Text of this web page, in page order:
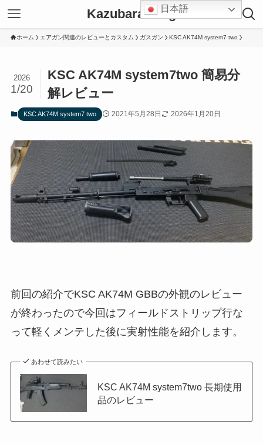
Kazubara Blog
ホーム エアガン関連のレビューとカスタム ガスガン KSC AK74M system7 two
KSC AK74M system7two 簡易分
解レビュー
2026
1/20
KSC AK74M system7 two 2021年5月28日 2026年1月20日
前回の紹介でKSC AK74M GBBの外観のレビュー
が終わったので今回はフィールドストリップ行な
って軽くメンテした後に実射性能を紹介します。
あわせて読みたい
KSC AK74M system7two 長期使用
品のレビュー
日本語